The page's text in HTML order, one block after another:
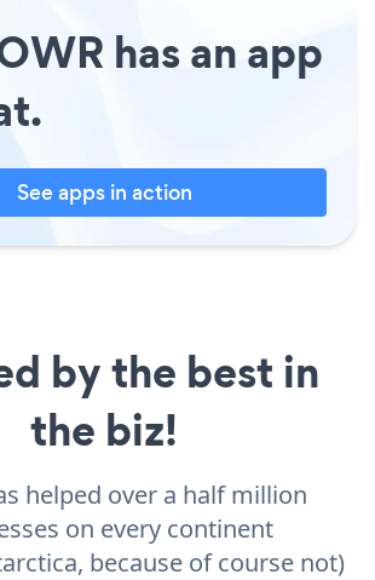
has an app
See apps in action
by the best in
the biz!
helped over a half million
on every continent
because of course not)